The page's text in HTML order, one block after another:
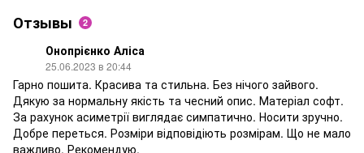
Отзывы 2
Онопрієнко Аліса
25.06.2023 в 20:44
Гарно пошита. Красива та стильна. Без нічого зайвого.
Дякую за нормальну якість та чесний опис. Матеріал софт.
За рахунок асиметрії виглядає симпатично. Носити зручно.
Добре переться. Розміри відповідіють розмірам. Що не мало
важливо. Рекомендую.